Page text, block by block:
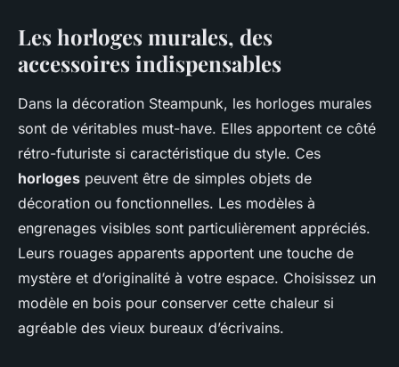
Les horloges murales, des
accessoires indispensables
Dans la décoration Steampunk, les horloges murales
sont de véritables must-have. Elles apportent ce côté
rétro-futuriste si caractéristique du style. Ces
horloges peuvent être de simples objets de
décoration ou fonctionnelles. Les modèles à
engrenages visibles sont particulièrement appréciés.
Leurs rouages apparents apportent une touche de
mystère et d’originalité à votre espace. Choisissez un
modèle en bois pour conserver cette chaleur si
agréable des vieux bureaux d’écrivains.